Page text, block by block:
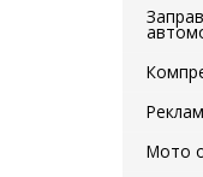
Мото